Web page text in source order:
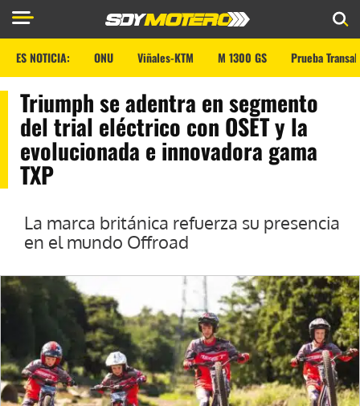
ES NOTICIA: ONU Viñales-KTM M 1300 GS Prueba
Triumph se adentra en segmento
del trial eléctrico con OSET y la
evolucionada e innovadora gama
TXP
La marca británica refuerza su presencia
en el mundo Offroad